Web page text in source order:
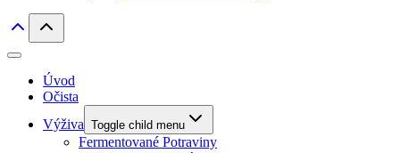
Úvod
Očista
Výživa Toggle child menu
Fermentované Potraviny